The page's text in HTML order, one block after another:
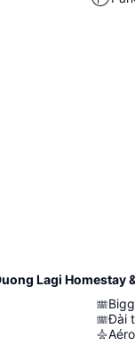
Lagi Homestay